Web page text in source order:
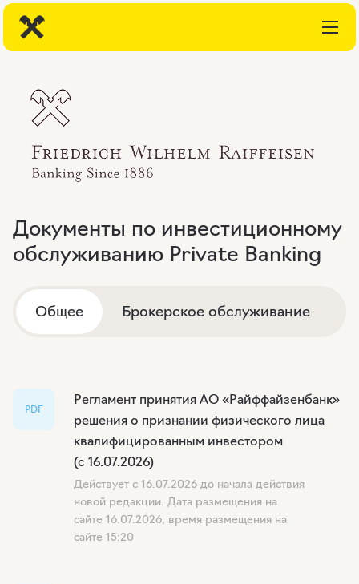
Документы по инвестиционному
обслуживанию Private Banking
Общее Брокерское обслуживание
PDF
Регламент принятия АО «Райффайзенбанк»
решения о признании физического лица
квалифицированным инвестором
(с 16.07.2026)
Действует с 16.07.2026 до начала действия
новой редакции. Дата размещения на
сайте 16.07.2026, время размещения на
сайте 15:20